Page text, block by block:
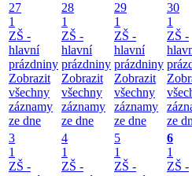
27
1
ZŠ -
hlavní
prázdniny
Zobrazit
všechny
záznamy
ze dne
28
1
ZŠ -
hlavní
prázdniny
Zobrazit
všechny
záznamy
ze dne
29
1
ZŠ -
hlavní
prázdniny
Zobrazit
všechny
záznamy
ze dne
30
1
ZŠ -
ze
3
1
ZŠ -
4
1
ZŠ -
5
1
ZŠ -
6
1
ZŠ -